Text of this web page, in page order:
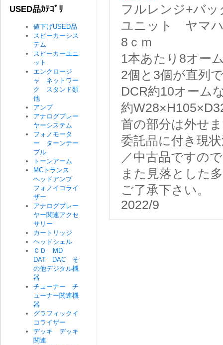
フルレンジ+バ
ユニット ヤマ
8ｃｍ
1本あたり8オー
2個と3個が直列
DCR約10オーム
約
首の部分は外せ
委託品に付き現
／中古品ですの
また見落とした
ご了承下さい。
2022/9
USED品ｶﾃｺﾞﾘ
値下げUSED品
スピーカーシス
テム
スピーカーユニ
ット
エンクロージ
ャ ネットワー
ク スタンド類
他
アンプ
アナログプレー
ヤーシステム
フォノモータ
ー ターンテー
ブル
トーンアーム
MCトランス
ヘッドアンプ
フォノイコライ
ザー
アナログプレー
ヤー関連アクセ
サリー
カートリッジ
ヘッドシェル
ＣＤ MD
DAT DAC そ
の他デジタル機
器
チューナー チ
ューナー関連機
器
グラフィックイ
コライザー
デッキ デッキ
関連